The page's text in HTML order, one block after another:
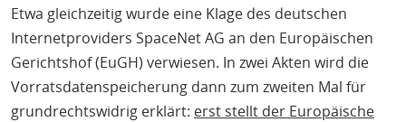
Etwa gleichzeitig wurde eine Klage des deutschen
Internetproviders SpaceNet AG an den Europäischen
Gerichtshof (EuGH) verwiesen. In zwei Akten wird die
Vorratsdatenspeicherung dann zum zweiten Mal für
grundrechtswidrig erklärt: erst stellt der Europäische